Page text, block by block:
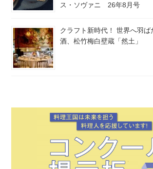
ス・ソヴァニ 26年8月号
クラフト新時代！ 世界へ羽ば
酒、松竹梅白壁蔵「然土」